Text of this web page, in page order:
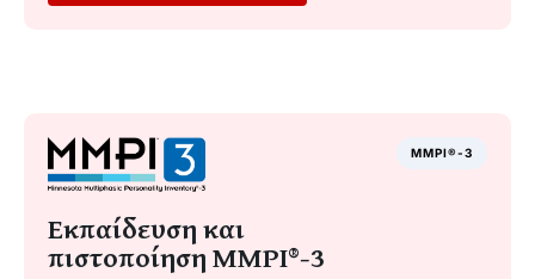
MMPI®-3
Εκπαίδευση και
πιστοποίηση MMPI®-3